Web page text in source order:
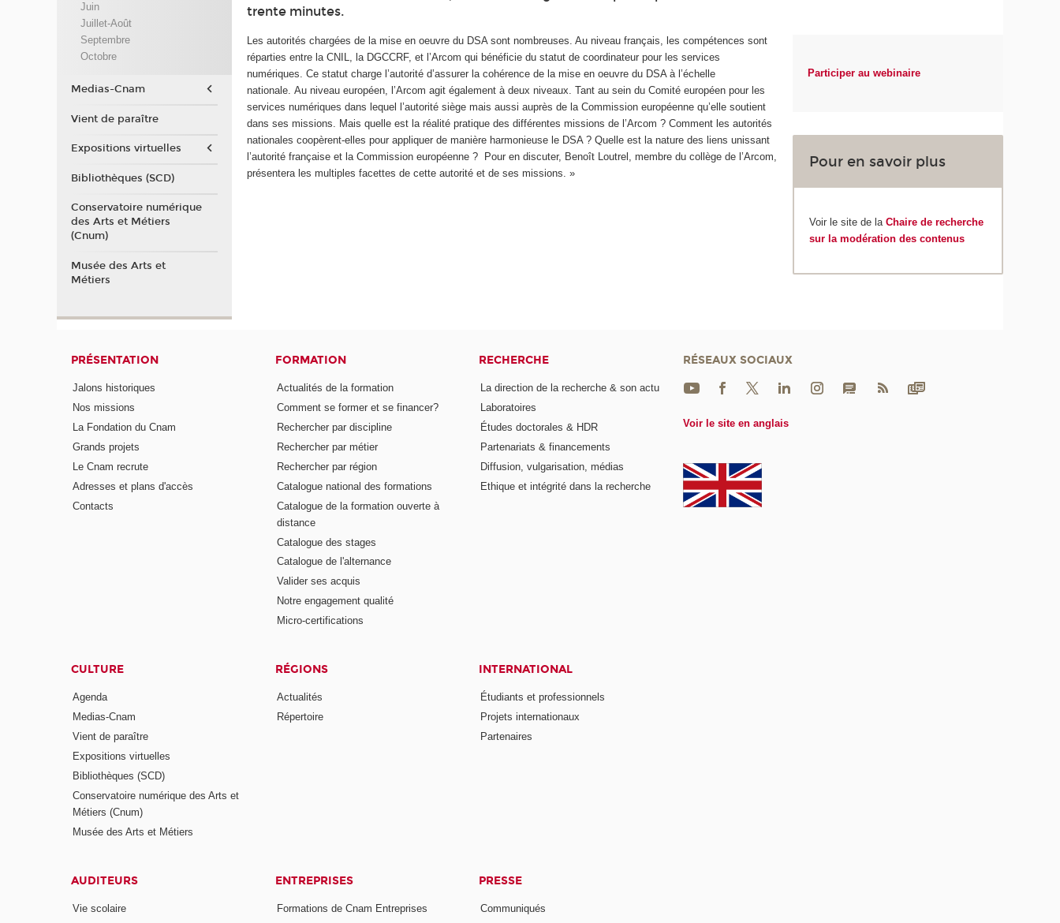
trente minutes.
Les autorités chargées de la mise en oeuvre du DSA sont nombreuses. Au niveau français, les compétences sont
réparties entre la CNIL, la DGCCRF, et l’Arcom qui bénéficie du statut de coordinateur pour les services
numériques. Ce statut charge l’autorité d’assurer la cohérence de la mise en oeuvre du DSA à l’échelle
nationale. Au niveau européen, l’Arcom agit également à deux niveaux. Tant au sein du Comité européen pour les
services numériques dans lequel l’autorité siège mais aussi auprès de la Commission européenne qu’elle soutient
dans ses missions. Mais quelle est la réalité pratique des différentes missions de l’Arcom ? Comment les autorités
nationales coopèrent-elles pour appliquer de manière harmonieuse le DSA ? Quelle est la nature des liens unissant
l’autorité française et la Commission européenne ? Pour en discuter, Benoît Loutrel, membre du collège de l’Arcom,
présentera les multiples facettes de cette autorité et de ses missions. »
Participer au webinaire
Pour en savoir plus
Voir le site de laChaire de recherche
sur la modération des contenus
Juin
Juillet-Août
Septembre
Octobre
Medias-Cnam
Vient de paraître
Expositions virtuelles
Bibliothèques (SCD)
Conservatoire numérique
des Arts et Métiers
(Cnum)
Musée des Arts et
Métiers
PRÉSENTATION
Jalons historiques
Nos missions
La Fondation du Cnam
Grands projets
Le Cnam recrute
Adresses et plans d'accès
Contacts
FORMATION
Actualités de la formation
Comment se former et se financer?
Rechercher par discipline
Rechercher par métier
Rechercher par région
Catalogue national des formations
Catalogue de la formation ouverte à
distance
Catalogue des stages
Catalogue de l'alternance
Valider ses acquis
Notre engagement qualité
Micro-certifications
RECHERCHE
La direction de la recherche & son actu
Laboratoires
Études doctorales & HDR
Partenariats & financements
Diffusion, vulgarisation, médias
Ethique et intégrité dans la recherche
CULTURE
Agenda
Medias-Cnam
Vient de paraître
Expositions virtuelles
Bibliothèques (SCD)
Conservatoire numérique des Arts et
Métiers (Cnum)
Musée des Arts et Métiers
RÉGIONS
Actualités
Répertoire
INTERNATIONAL
Étudiants et professionnels
Projets internationaux
Partenaires
AUDITEURS
Vie scolaire
ENTREPRISES
Formations de Cnam Entreprises
PRESSE
Communiqués
RÉSEAUX SOCIAUX
Voir le site en anglais